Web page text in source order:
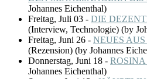
Johannes Eichenthal)
Freitag, Juli 03 - DIE
(Interview, Technologie) (by
Freitag, Juni 26 - NEUES
(Rezension) (by Johannes
Donnerstag, Juni 18 - ROSINA
Johannes Eichenthal)